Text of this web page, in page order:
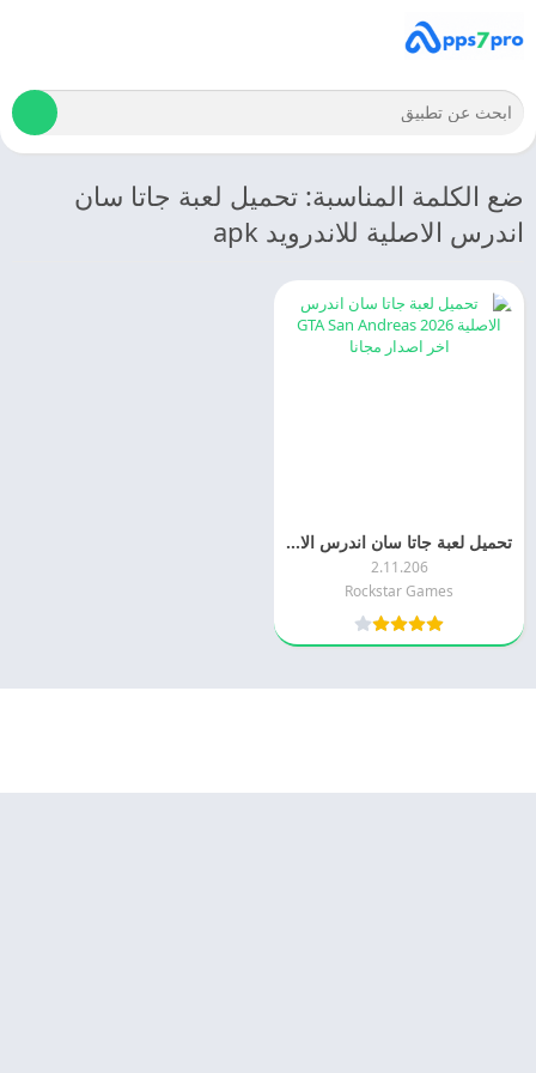
ضع الكلمة المناسبة: تحميل لعبة جاتا سان
اندرس الاصلية للاندرويد apk
تحميل لعبة جاتا سان اندرس الاصلية 2026 GTA San Andreas اخر اصدار مجانا
2.11.206
Rockstar Games